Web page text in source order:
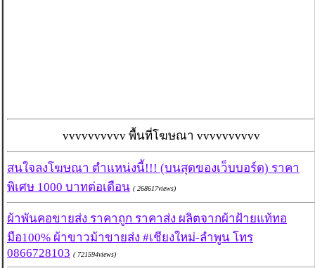
vvvvvvvvvv พื้นที่โฆษณา vvvvvvvvvv
สนใจลงโฆษณา ตำแหน่งนี้!!! (บนสุดของเว็บบอร์ด) ราคา
พิเศษ 1000 บาทต่อเดือน ( 268617views)
ผ้าพันคอขายส่ง ราคาถูก ราคาส่ง ผลิตจากผ้าฝ้ายแท้ทอ
มือ100% ผ้าขาวม้าขายส่ง #เชียงใหม่-ลำพูน โทร
0866728103 ( 721594views)